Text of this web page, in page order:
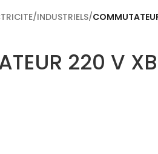
/INDUSTRIELS/
220 V